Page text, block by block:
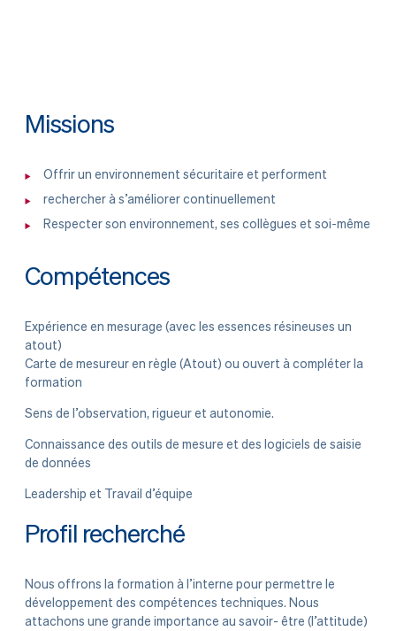
Missions
Offrir un environnement sécuritaire et performent
rechercher à s’améliorer continuellement
Respecter son environnement, ses collègues et soi-même
Compétences
Expérience en mesurage (avec les essences résineuses un
atout)
Carte de mesureur en règle (Atout) ou ouvert à compléter la
formation
Sens de l’observation, rigueur et autonomie.
Connaissance des outils de mesure et des logiciels de saisie
de données
Leadership et Travail d’équipe
Profil recherché
Nous offrons la formation à l’interne pour permettre le
développement des compétences techniques. Nous
attachons une grande importance au savoir- être (l’attitude)